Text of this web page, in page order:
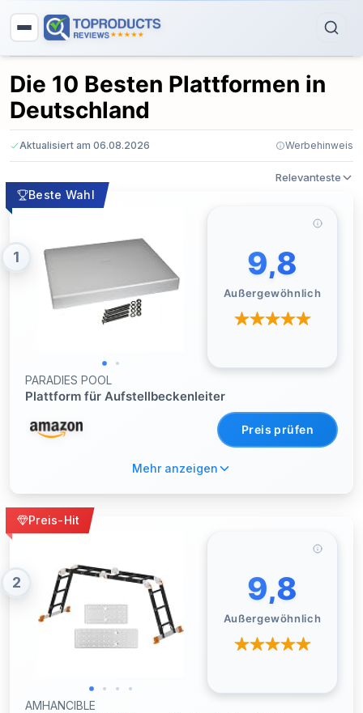
Die 10 Besten Plattformen in
Deutschland
Aktualisiert am 06.08.2026 Werbehinweis
Relevanteste
Beste Wahl
1 9,8
Außergewöhnlich
PARADIES POOL
Plattform für Aufstellbeckenleiter
Preis prüfen
Mehr anzeigen
Preis-Hit
2 9,8
Außergewöhnlich
AMHANCIBLE